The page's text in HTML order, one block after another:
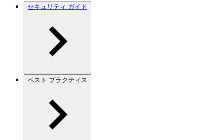
セキュリティ ガイド
ベスト プラクティス